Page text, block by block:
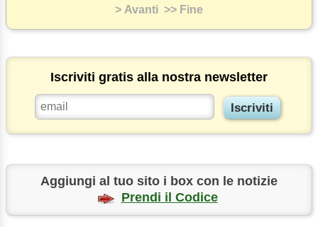
> Avanti >> Fine
Iscriviti gratis alla nostra newsletter
Aggiungi al tuo sito i box con le notizie
Prendi il Codice